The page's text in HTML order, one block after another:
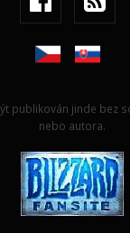
publikován jinde bez
nebo autora.